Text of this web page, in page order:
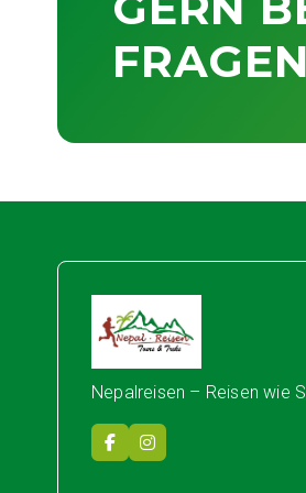
FRAGEN
Nepal Reisen
Nepalreisen – Reisen wie